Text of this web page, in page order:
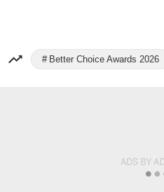
Better Choice Awards 2026